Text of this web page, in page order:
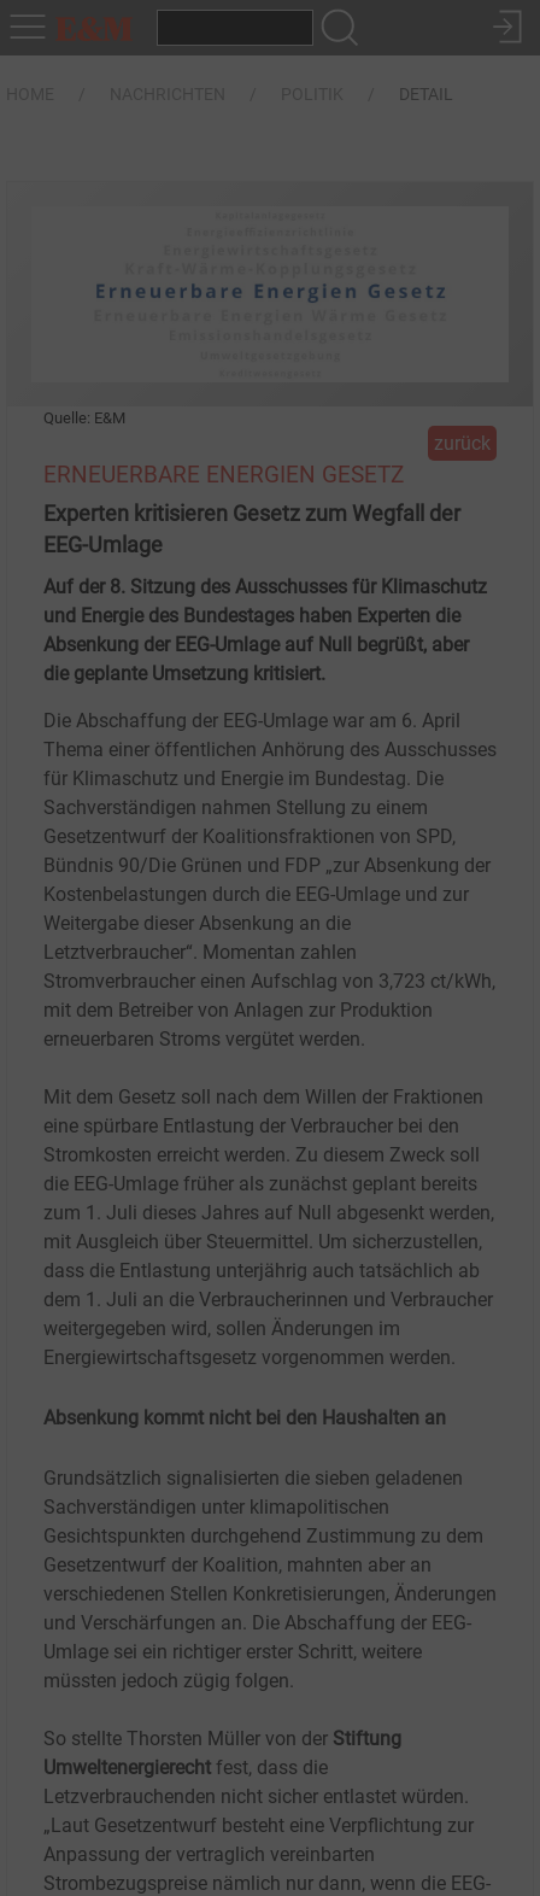
DETAIL
Quelle: E&M
zurück
ERNEUERBARE ENERGIEN GESETZ
Experten kritisieren Gesetz zum Wegfall der
EEG-Umlage
Auf der 8. Sitzung des Ausschusses für Klimaschutz
und Energie des Bundestages haben Experten die
Absenkung der EEG-Umlage auf Null begrüßt, aber
die geplante Umsetzung kritisiert.
Die Abschaffung der EEG-Umlage war am 6. April
Thema einer öffentlichen Anhörung des Ausschusses
für Klimaschutz und Energie im Bundestag. Die
Sachverständigen nahmen Stellung zu einem
Gesetzentwurf der Koalitionsfraktionen von SPD,
Bündnis 90/Die Grünen und FDP „zur Absenkung der
Kostenbelastungen durch die EEG-Umlage und zur
Weitergabe dieser Absenkung an die
Letztverbraucher“. Momentan zahlen
Stromverbraucher einen Aufschlag von 3,723 ct/kWh,
mit dem Betreiber von Anlagen zur Produktion
erneuerbaren Stroms vergütet werden.
Mit dem Gesetz soll nach dem Willen der Fraktionen
eine spürbare Entlastung der Verbraucher bei den
Stromkosten erreicht werden. Zu diesem Zweck soll
die EEG-Umlage früher als zunächst geplant bereits
zum 1. Juli dieses Jahres auf Null abgesenkt werden,
mit Ausgleich über Steuermittel. Um sicherzustellen,
dass die Entlastung unterjährig auch tatsächlich ab
dem 1. Juli an die Verbraucherinnen und Verbraucher
weitergegeben wird, sollen Änderungen im
Energiewirtschaftsgesetz vorgenommen werden.
Absenkung kommt nicht bei den Haushalten an
Grundsätzlich signalisierten die sieben geladenen
Sachverständigen unter klimapolitischen
Gesichtspunkten durchgehend Zustimmung zu dem
Gesetzentwurf der Koalition, mahnten aber an
verschiedenen Stellen Konkretisierungen, Änderungen
und Verschärfungen an. Die Abschaffung der EEG-
Umlage sei ein richtiger erster Schritt, weitere
müssten jedoch zügig folgen.
So stellte Thorsten Müller von der Stiftung
Umweltenergierecht fest, dass die
Letzverbrauchenden nicht sicher entlastet würden.
„Laut Gesetzentwurf besteht eine Verpflichtung zur
Anpassung der vertraglich vereinbarten
Strombezugspreise nämlich nur dann, wenn die EEG-